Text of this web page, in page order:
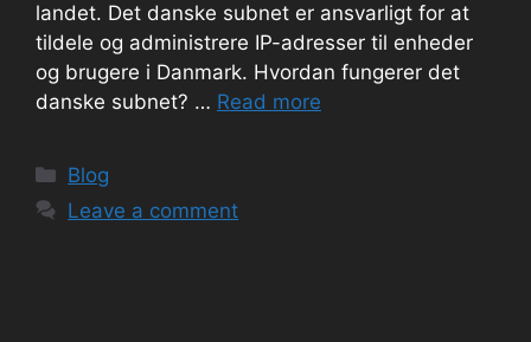
landet. Det danske subnet er ansvarligt for at
tildele og administrere IP-adresser til enheder
og brugere i Danmark. Hvordan fungerer det
danske subnet? … Read more
Categories
Blog
Leave a comment